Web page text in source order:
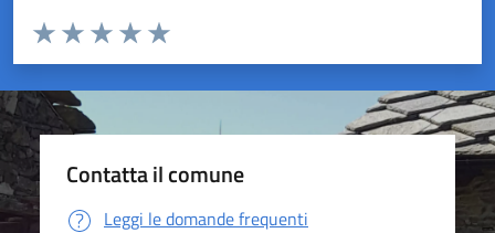
Valuta da 1 a 5 stelle la pagina
Valuta 5 stelle su 5
Valuta 4 stelle su 5
Valuta 3 stelle su 5
Valuta 2 stelle su 5
Valuta 1 stelle su 5
Contatta il comune
Leggi le domande frequenti